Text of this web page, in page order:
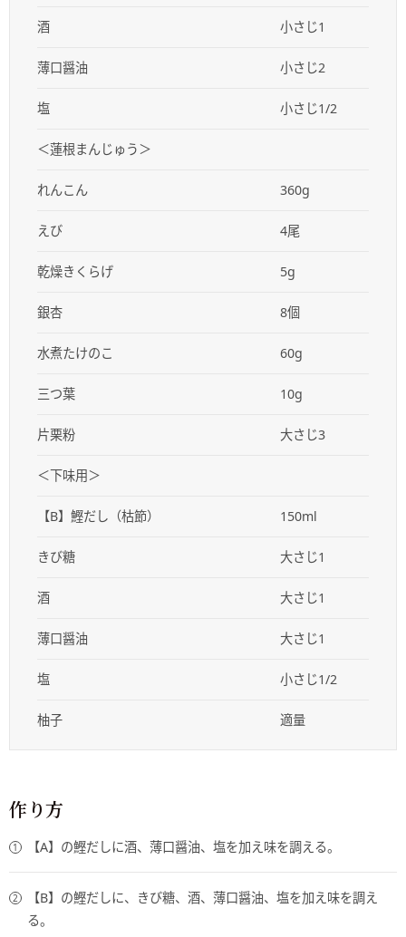
酒 小さじ1
薄口醤油 小さじ2
塩 小さじ1/2
＜蓮根まんじゅう＞
れんこん 360g
えび 4尾
乾燥きくらげ 5g
銀杏 8個
水煮たけのこ 60g
三つ葉 10g
片栗粉 大さじ3
＜下味用＞
【B】鰹だし（枯節） 150ml
きび糖 大さじ1
酒 大さじ1
薄口醤油 大さじ1
塩 小さじ1/2
柚子 適量
作り方
【A】の鰹だしに酒、薄口醤油、塩を加え味を調える。
【B】の鰹だしに、きび糖、酒、薄口醤油、塩を加え味を調え
る。